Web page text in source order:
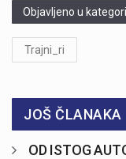
Objavljeno u
Trajni_ri
JOŠ ČLANAKA
OD ISTOG